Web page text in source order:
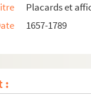
Placards et
1657-1789
:
Charlotte-